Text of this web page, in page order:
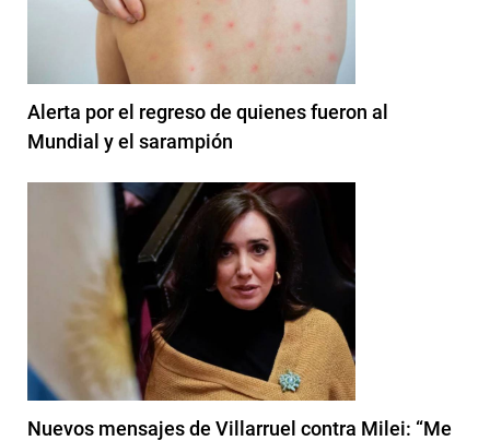
Alerta por el regreso de quienes fueron al
Mundial y el sarampión
Nuevos mensajes de Villarruel contra Milei: “Me